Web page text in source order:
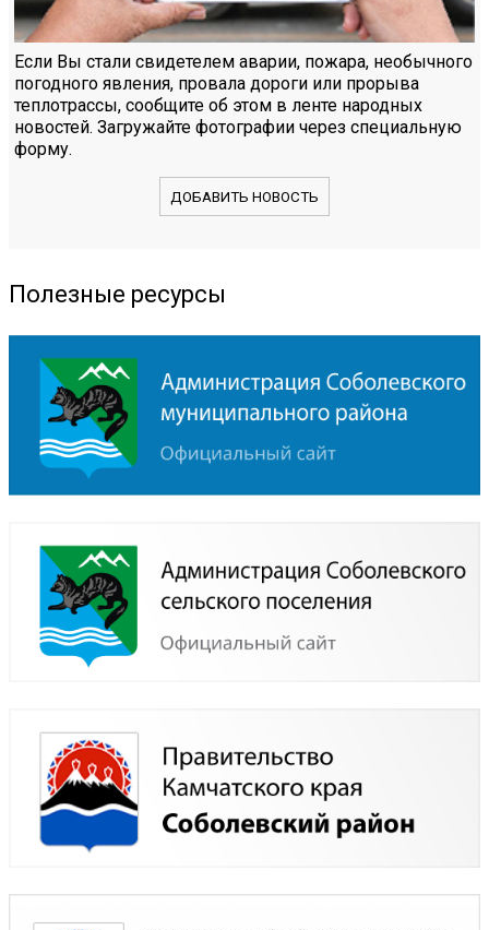
Если Вы стали свидетелем аварии, пожара, необычного
погодного явления, провала дороги или прорыва
теплотрассы, сообщите об этом в ленте народных
новостей. Загружайте фотографии через специальную
форму.
ДОБАВИТЬ НОВОСТЬ
Полезные ресурсы